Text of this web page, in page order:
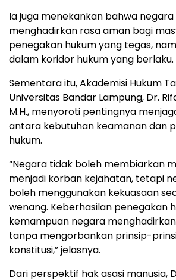
Ia juga menekankan bahwa
menghadirkan rasa aman bagi
penegakan hukum yang tegas,
dalam koridor hukum yang berlaku.
Sementara itu, Akademisi Hukum
Universitas Bandar Lampung, Dr.
M.H., menyoroti pentingnya
antara kebutuhan keamanan dan
hukum.
“Negara tidak boleh membiarkan
menjadi korban kejahatan, tetapi
boleh menggunakan kekuasaan
wenang. Keberhasilan penegakan
kemampuan negara
tanpa mengorbankan prinsip-
konstitusi,” jelasnya.
Dari perspektif hak asasi manusia,